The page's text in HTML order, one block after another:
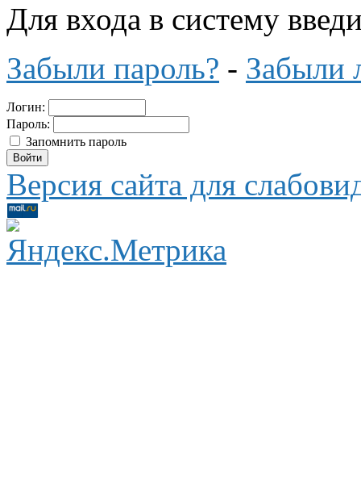
Для входа в систему
Забыли пароль? - Забыли
Логин:
Пароль:
Запомнить пароль
Версия сайта для